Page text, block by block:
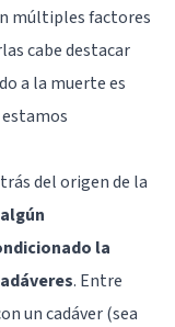
múltiples factores
cabe destacar
a la muerte es
del origen de la
la
. Entre
un cadáver (sea